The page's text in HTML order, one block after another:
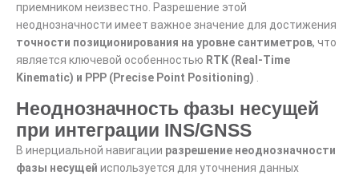
приемником неизвестно. Разрешение этой
неоднозначности имеет важное значение для достижения
точности позиционирования на уровне сантиметров, что
является ключевой особенностью RTK (Real-Time
Kinematic) и PPP (Precise Point Positioning) .
Неоднозначность фазы несущей
при интеграции INS/GNSS
В инерциальной навигации разрешение неоднозначности
фазы несущей используется для уточнения данных